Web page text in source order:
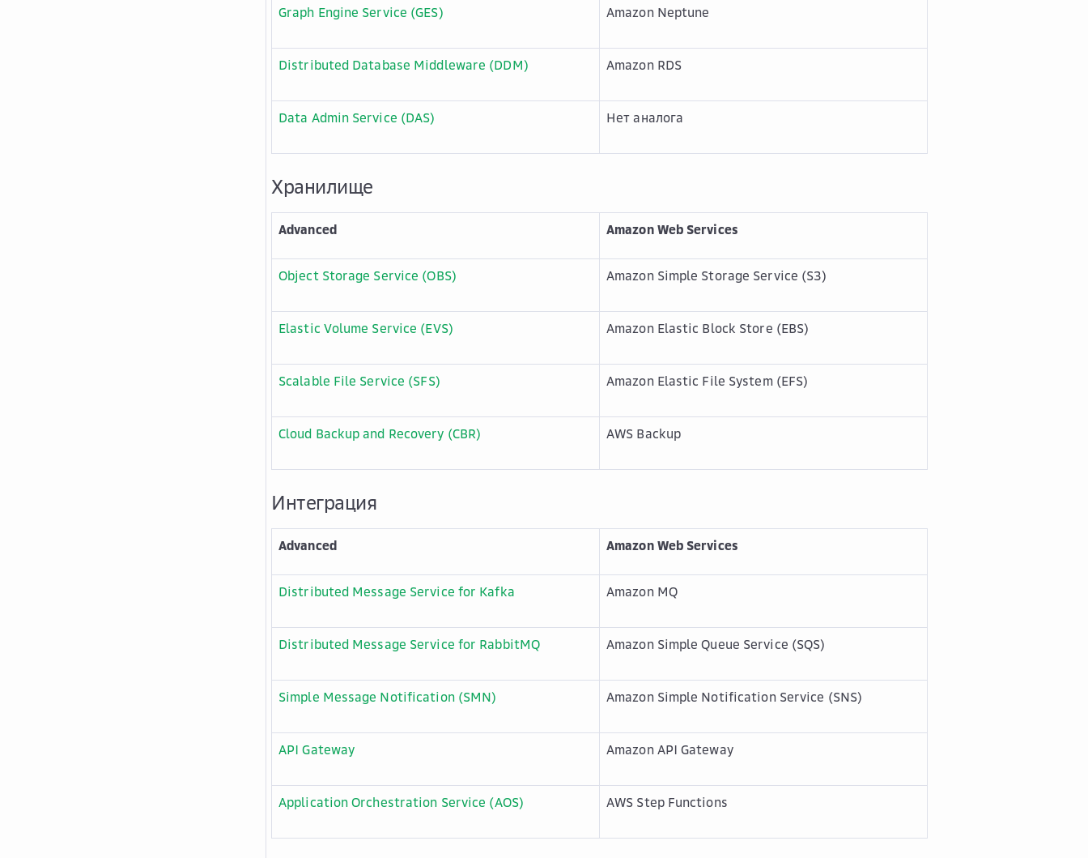
Graph Engine Service (GES) Amazon Neptune
Distributed Database Middleware (DDM) Amazon RDS
Data Admin Service (DAS) Нет аналога
Хранилище
Advanced Amazon Web Services
Object Storage Service (OBS) Amazon Simple Storage Service (S3)
Elastic Volume Service (EVS) Amazon Elastic Block Store (EBS)
Scalable File Service (SFS) Amazon Elastic File System (EFS)
Cloud Backup and Recovery (CBR) AWS Backup
Интеграция
Advanced Amazon Web Services
Distributed Message Service for Kafka Amazon MQ
Distributed Message Service for RabbitMQ Amazon Simple Queue Service (SQS)
Simple Message Notification (SMN) Amazon Simple Notification Service (SNS)
API Gateway Amazon API Gateway
Application Orchestration Service (AOS) AWS Step Functions